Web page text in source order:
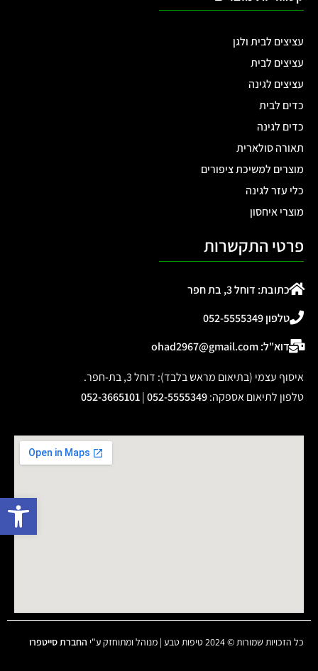
עציצים לבית ולגן
עציצים לבית
עציצים לגינה
כדים לבית
כדים לגינה
תאורה סולארית
מוצרים למשיכת ציפורים
כלי עזר לגינה
מוצרי איחסון
פרטי התקשרות
כתובת: דוחל 3, בת חפר
טלפון 052-5555349
דוא"ל: ohad2967@gmail.com
איסוף עצמי (בתיאום מראש בלבד): דוחל 3, בת-חפר.
טלפון לתיאום אספקה:
052-5555349
|
052-3665101
כל הזכויות שמורות © 2024 טיפות טבע | מנוהל ומתוחזק ע"י החברת סייטפרו